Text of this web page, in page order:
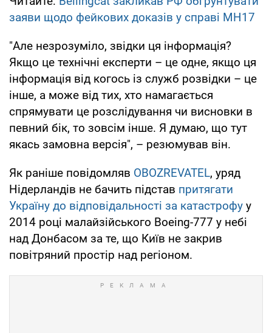
заяви щодо фейкових доказів у справі MH17
"Але незрозуміло, звідки ця інформація?
Якщо це технічні експерти – це одне, якщо ця
інформація від когось із служб розвідки – це
інше, а може від тих, хто намагається
спрямувати це розслідування чи висновки в
певний бік, то зовсім інше. Я думаю, що тут
якась замовна версія", – резюмував він.
Як раніше повідомляв OBOZREVATEL, уряд
Нідерландів не бачить підстав притягати
Україну до відповідальності за катастрофу у
2014 році малайзійського Boeing-777 у небі
над Донбасом за те, що Київ не закрив
повітряний простір над регіоном.